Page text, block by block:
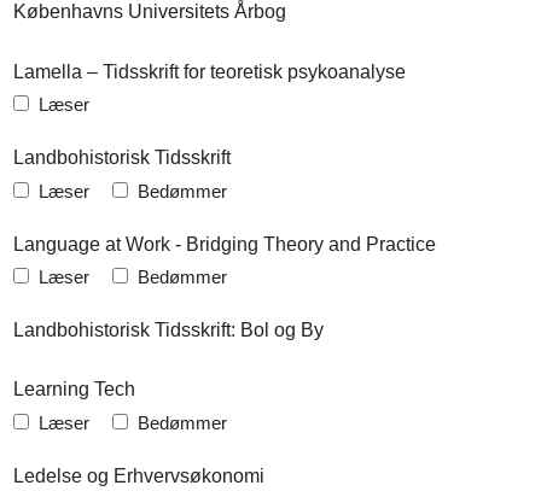
Københavns Universitets Årbog
Lamella – Tidsskrift for teoretisk psykoanalyse
Læser
Landbohistorisk Tidsskrift
Læser Bedømmer
Language at Work - Bridging Theory and Practice
Læser Bedømmer
Landbohistorisk Tidsskrift: Bol og By
Learning Tech
Læser Bedømmer
Ledelse og Erhvervsøkonomi